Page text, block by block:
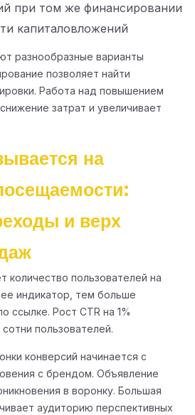
при том же финансировании
капиталовложений
разнообразные варианты
позволяет найти
Работа над повышением
затрат и увеличивает
на
и верх
количество пользователей на
индикатор, тем больше
ссылке. Рост CTR на 1%
пользователей.
конверсий начинается с
с брендом. Объявление
в воронку. Большая
аудиторию перспективных